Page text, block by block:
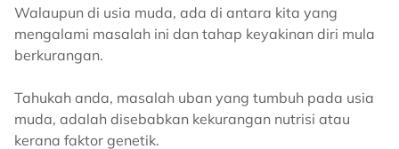
Walaupun di usia muda, ada di antara kita yang
mengalami masalah ini dan tahap keyakinan diri mula
berkurangan.
Tahukah anda, masalah uban yang tumbuh pada usia
muda, adalah disebabkan kekurangan nutrisi atau
kerana faktor genetik.